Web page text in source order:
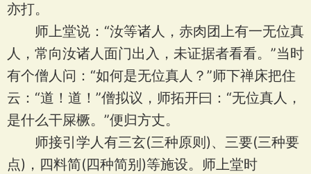
亦打。
师上堂说：“汝等诸人，赤肉团上有一无位真
人，常向汝诸人面门出入，未证据者看看。”当时
有个僧人问：“如何是无位真人？”师下禅床把住
云：“道！道！”僧拟议，师拓开曰：“无位真人，
是什么干屎橛。”便归方丈。
师接引学人有三玄(三种原则)、三要(三种要
点)，四料简(四种简别)等施设。师上堂时